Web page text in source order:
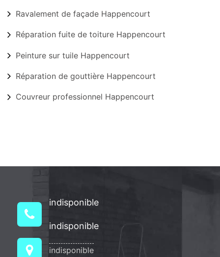
Ravalement de façade Happencourt
Réparation fuite de toiture Happencourt
Peinture sur tuile Happencourt
Réparation de gouttière Happencourt
Couvreur professionnel Happencourt
indisponible
indisponible
indisponible